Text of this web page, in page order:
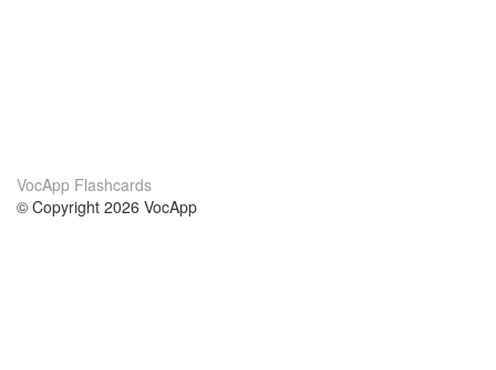
VocApp Flashcards
© Copyright 2026 VocApp